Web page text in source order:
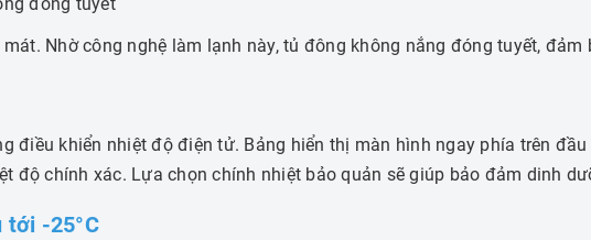
mát. Nhờ công nghệ làm lạnh này, tủ đông không nắng đóng tuyết, đảm
điều khiển nhiệt độ điện tử. Bảng hiển thị màn hình ngay phía trên
độ chính xác. Lựa chọn chính nhiệt bảo quản sẽ giúp bảo đảm dinh
tới -25°C